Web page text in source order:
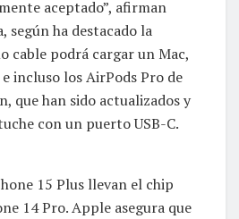
aceptado”, afirman
según ha destacado la
cable podrá cargar un Mac,
incluso los AirPods Pro de
que han sido actualizados y
con un puerto USB-C.
15 Plus llevan el chip
14 Pro. Apple asegura que